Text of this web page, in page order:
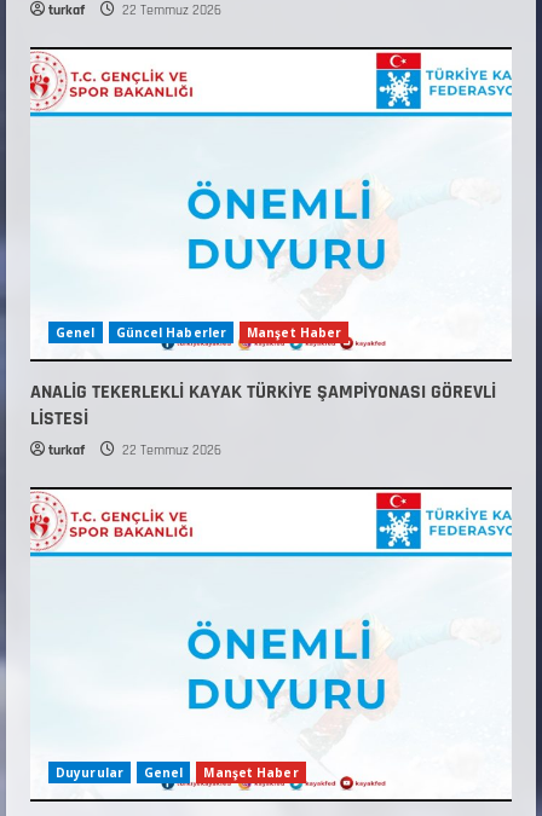
turkaf 22 Temmuz 2026
Genel Güncel Haberler Manşet Haber
ANALİG TEKERLEKLİ KAYAK TÜRKİYE ŞAMPİYONASI GÖREVLİ
LİSTESİ
turkaf 22 Temmuz 2026
Duyurular Genel Manşet Haber